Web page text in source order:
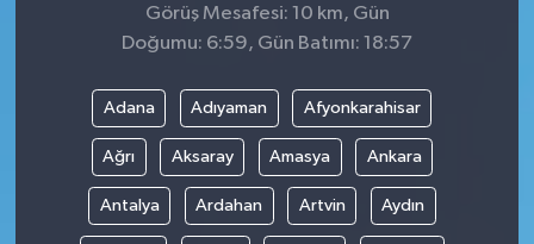
Görüş Mesafesi: 10 km, Gün
Doğumu: 6:59, Gün Batımı: 18:57
Adana Adıyaman Afyonkarahisar
Ağrı Aksaray Amasya Ankara
Antalya Ardahan Artvin Aydın